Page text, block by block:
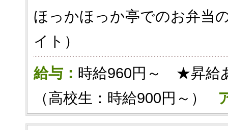
ほっかほっか亭でのお弁当
イト）
給与： 時給960円～ ★昇給
（高校生：時給900円～）